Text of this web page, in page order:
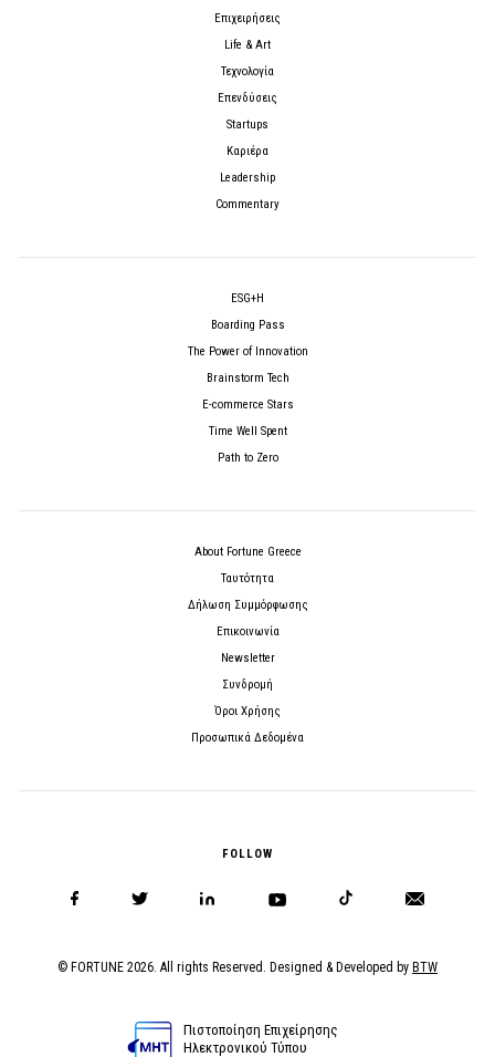
Επιχειρήσεις
Life & Art
Τεχνολογία
Επενδύσεις
Startups
Καριέρα
Leadership
Commentary
ESG+H
Boarding Pass
The Power of Innovation
Brainstorm Tech
E-commerce Stars
Time Well Spent
Path to Zero
About Fortune Greece
Ταυτότητα
Δήλωση Συμμόρφωσης
Επικοινωνία
Newsletter
Συνδρομή
Όροι Χρήσης
Προσωπικά Δεδομένα
FOLLOW
© FORTUNE 2026. All rights Reserved. Designed & Developed by BTW
Πιστοποίηση Επιχείρησης
Ηλεκτρονικού Τύπου